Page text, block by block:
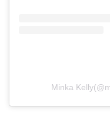
Minka